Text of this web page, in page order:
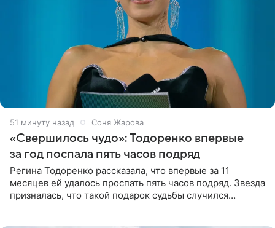
51 минуту назад Соня Жарова
«Свершилось чудо»: Тодоренко впервые
за год поспала пять часов подряд
Регина Тодоренко рассказала, что впервые за 11
месяцев ей удалось проспать пять часов подряд. Звезда
призналась, что такой подарок судьбы случился